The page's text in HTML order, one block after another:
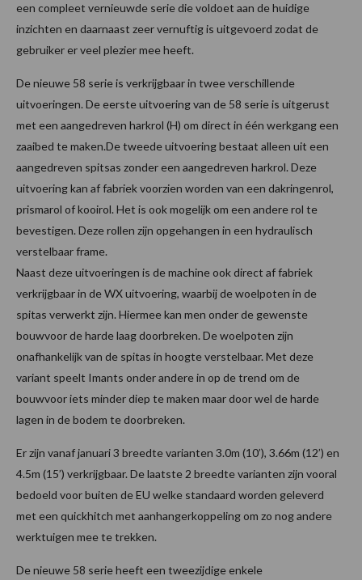
een compleet vernieuwde serie die voldoet aan de huidige
inzichten en daarnaast zeer vernuftig is uitgevoerd zodat de
gebruiker er veel plezier mee heeft.
De nieuwe 58 serie is verkrijgbaar in twee verschillende
uitvoeringen. De eerste uitvoering van de 58 serie is uitgerust
met een aangedreven harkrol (H) om direct in één werkgang een
zaaibed te maken.De tweede uitvoering bestaat alleen uit een
aangedreven spitsas zonder een aangedreven harkrol. Deze
uitvoering kan af fabriek voorzien worden van een dakringenrol,
prismarol of kooirol. Het is ook mogelijk om een andere rol te
bevestigen. Deze rollen zijn opgehangen in een hydraulisch
verstelbaar frame.
Naast deze uitvoeringen is de machine ook direct af fabriek
verkrijgbaar in de WX uitvoering, waarbij de woelpoten in de
spitas verwerkt zijn. Hiermee kan men onder de gewenste
bouwvoor de harde laag doorbreken. De woelpoten zijn
onafhankelijk van de spitas in hoogte verstelbaar. Met deze
variant speelt Imants onder andere in op de trend om de
bouwvoor iets minder diep te maken maar door wel de harde
lagen in de bodem te doorbreken.
Er zijn vanaf januari 3 breedte varianten 3.0m (10’), 3.66m (12’) en
4.5m (15’) verkrijgbaar. De laatste 2 breedte varianten zijn vooral
bedoeld voor buiten de EU welke standaard worden geleverd
met een quickhitch met aanhangerkoppeling om zo nog andere
werktuigen mee te trekken.
De nieuwe 58 serie heeft een tweezijdige enkele